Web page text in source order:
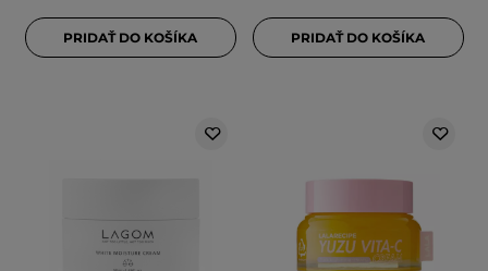
PRIDAŤ DO KOŠÍKA PRIDAŤ DO KOŠÍKA